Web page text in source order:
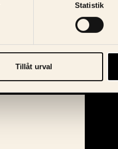
Statistik
Tillåt urval